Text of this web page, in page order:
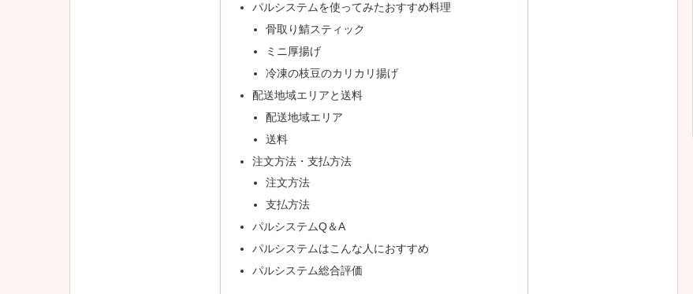
パルシステムを使ってみたおすすめ料理
骨取り鯖スティック
ミニ厚揚げ
冷凍の枝豆のカリカリ揚げ
配送地域エリアと送料
配送地域エリア
送料
注文方法・支払方法
注文方法
支払方法
パルシステムQ＆A
パルシステムはこんな人におすすめ
パルシステム総合評価